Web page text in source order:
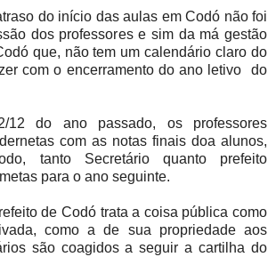
do início das aulas em Codó não foi
dos professores e sim da má gestão
que, não tem um calendário claro do
com o encerramento do ano letivo do
12 do ano passado, os professores
com as notas finais doa alunos,
tanto Secretário quanto prefeito
para o ano seguinte.
de Codó trata a coisa pública como
como a de sua propriedade aos
são coagidos a seguir a cartilha do